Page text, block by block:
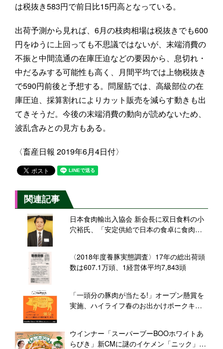
は税抜き583円で前日比15円高となっている。
出荷予測から見れば、6月の枝肉相場は税抜きでも600
円をゆうに上回っても不思議ではないが、末端消費の
不振と中間流通の在庫圧迫などの要因から、息切れ・
中だるみする可能性も高く、月間平均では上物税抜き
で590円前後と予想する。問屋筋では、高級部位の在
庫圧迫、採算割れによりカット販売を減らす動きも出
てきそうだ。今後の末端消費の動向が読めないため、
波乱含みとの見方もある。
〈畜産日報 2019年6月4日付〉
関連記事
日本食肉輸出入協会 新会長に双日食料の小
穴裕氏、「安定供給で日本の食卓に食肉届
〈2018年度養豚実態調査〉17年の総出荷頭
数は607.1万頭、1経営体平均7,843頭
「一頭分の豚肉が当たる!」オープン懸賞を
実施、ハイライフ春のお出かけポークキャ
ウインナー「スーパーブーBOOホワイトあ
らびき」新CMに謎のイケメン「ニック」登